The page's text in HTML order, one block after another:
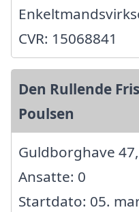
CVR: 15068841
Den Rullende
Poulsen
Guldborghave
Ansatte: 0
Startdato: 05.